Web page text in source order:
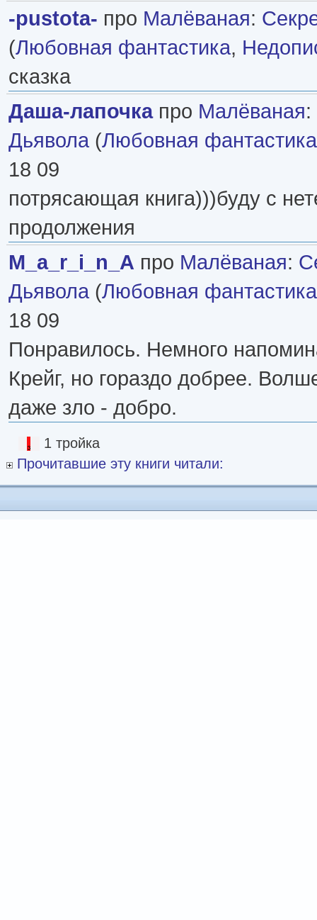
-pustota- про Малёваная:
(Любовная фантастика,
сказка
Даша-лапочкапро Малёваная:
Дьявола (Любовная фантастика
18 09
потрясающая книга)))буду с
продолжения
M_a_r_i_n_A про Малёваная:
Дьявола (Любовная фантастика
18 09
Понравилось. Немного
Крейг, но гораздо добрее.
даже зло - добро.
1 тройка
Прочитавшие эту книги читали: